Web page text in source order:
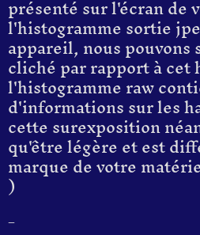
présenté sur l'écran de
l'histogramme sortie
appareil,nous
cliché par rapport à cet
l'histogramme raw
d'informations sur les
cette surexposition
qu'être légère et est
marque de votre
)
_